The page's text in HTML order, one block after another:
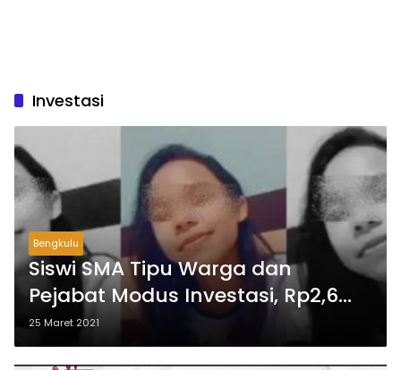
Investasi
Bengkulu
Siswi SMA Tipu Warga dan
Pejabat Modus Investasi, Rp2,6
Miliar Dibawa Kabur
25 Maret 2021